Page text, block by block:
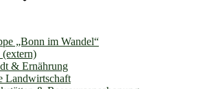
„Bonn im Wandel“
& Ernährung
Landwirtschaft